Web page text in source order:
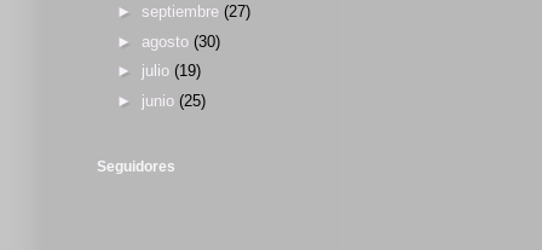
► septiembre (27)
► agosto (30)
► julio (19)
► junio (25)
Seguidores